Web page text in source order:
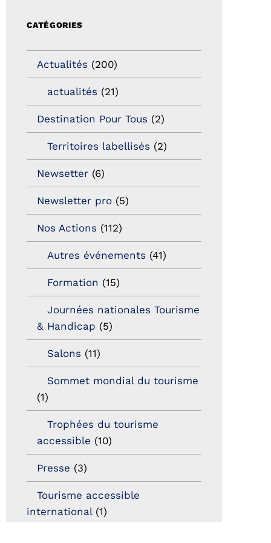
CATÉGORIES
Actualités (200)
actualités (21)
Destination Pour Tous (2)
Territoires labellisés (2)
Newsetter (6)
Newsletter pro (5)
Nos Actions (112)
Autres événements (41)
Formation (15)
Journées nationales Tourisme
& Handicap (5)
Salons (11)
Sommet mondial du tourisme
(1)
Trophées du tourisme
accessible (10)
Presse (3)
Tourisme accessible
international(1)